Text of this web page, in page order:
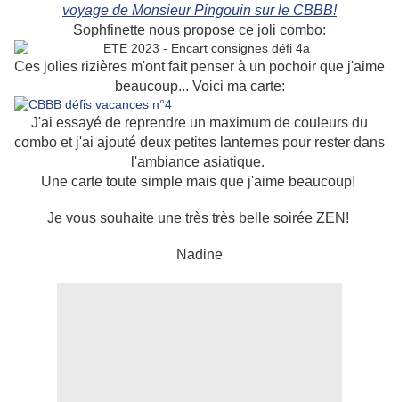
voyage de Monsieur Pingouin sur le CBBB!
Sophfinette nous propose ce joli combo:
Ces jolies rizières m'ont fait penser à un pochoir que j'aime
beaucoup... Voici ma carte:
J'ai essayé de reprendre un maximum de couleurs du
combo et j'ai ajouté deux petites lanternes pour rester dans
l'ambiance asiatique.
Une carte toute simple mais que j'aime beaucoup!
Je vous souhaite une très très belle soirée ZEN!
Nadine